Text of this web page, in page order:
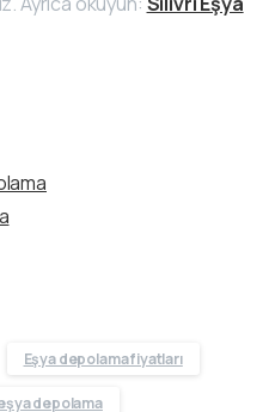
Eşya depolama fiyatları
depolama